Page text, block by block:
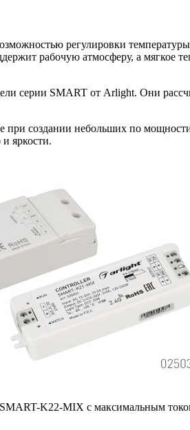
регулировки
рабочую атмосферу, а мягкое
серии SMART от Arlight. Они
создании небольших по
яркости.
SMART-K22-MIX с максимальным